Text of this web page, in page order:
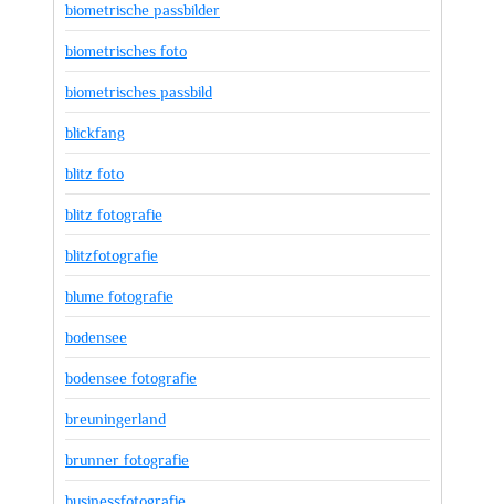
biometrische passbilder
biometrisches foto
biometrisches passbild
blickfang
blitz foto
blitz fotografie
blitzfotografie
blume fotografie
bodensee
bodensee fotografie
breuningerland
brunner fotografie